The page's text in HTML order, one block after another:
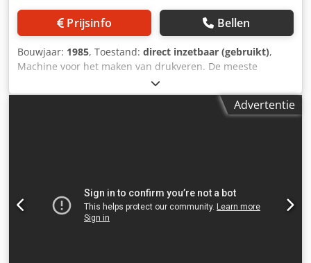
Prijsinfo Bellen
Bouwjaar: 1985, Toestand: direct inzetbaar (gebruikt),
Machine voor het maken van drukveren. De meeste
machines van Schenker en enkele Bamatec machines zijn
bij ons verkrijgbaar. Cjdof I Uumopfx Abxorf
Advertentie